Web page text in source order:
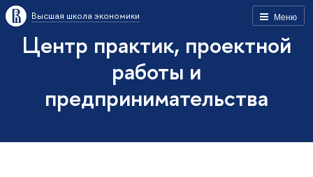
Меню
Высшая школа экономики
Центр практик, проектной
работы и
предпринимательства